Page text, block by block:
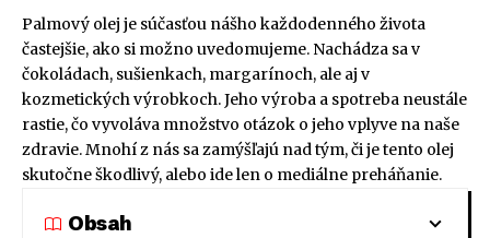
Palmový olej je súčasťou nášho každodenného života
častejšie, ako si možno uvedomujeme. Nachádza sa v
čokoládach, sušienkach, margarínoch, ale aj v
kozmetických výrobkoch. Jeho výroba a spotreba neustále
rastie, čo vyvoláva množstvo otázok o jeho vplyve na naše
zdravie. Mnohí z nás sa zamýšľajú nad tým, či je tento olej
skutočne škodlivý, alebo ide len o mediálne preháňanie.
Obsah